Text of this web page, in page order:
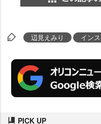
辺見えみり イン
PICK UP